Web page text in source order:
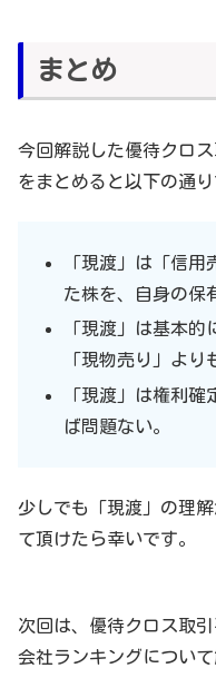
まとめ
今回解説した優待クロ
をまとめると以下の通り
「現渡」は「信
た株を、自身の保
「現渡」は基本的
「現物売り」より
「現渡」は権利
ば問題ない。
少しでも「現渡」の理
て頂けたら幸いです。
次回は、優待クロス取
会社ランキングについて